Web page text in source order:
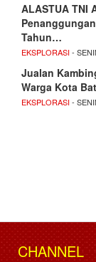
ALASTUA TNI
Tahun…
EKSPLORASI-
Jualan
Warga Kota
EKSPLORASI-
CHANNEL